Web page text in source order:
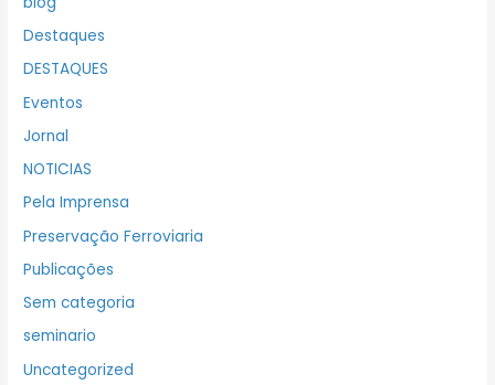
Destaques
DESTAQUES
Eventos
Jornal
NOTICIAS
Pela Imprensa
Preservação Ferroviaria
Publicações
Sem categoria
seminario
Uncategorized